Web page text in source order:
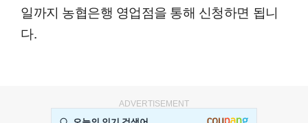
일까지 농협은행 영업점을 통해 신청하면 됩니
다.
ADVERTISEMENT